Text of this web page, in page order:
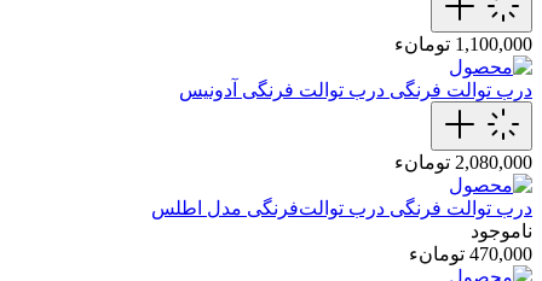
1,100,000 تومانء
درب توالت فرنگی درب توالت‌ فرنگی‌ آدونیس
2,080,000 تومانء
درب توالت فرنگی درب توالت‌فرنگی‌ مدل اطلس
ناموجود
470,000 تومانء